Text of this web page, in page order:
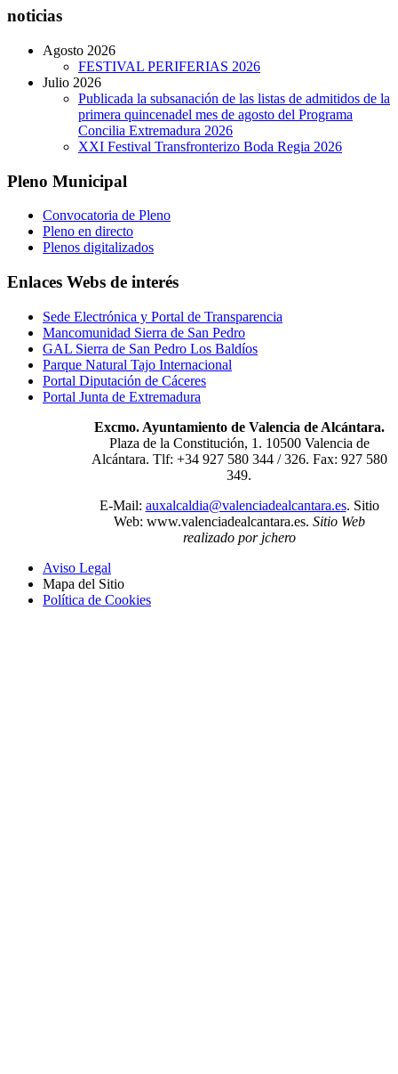
noticias
Agosto 2026
FESTIVAL PERIFERIAS 2026
Julio 2026
Publicada la subsanación de las listas de admitidos de la
primera quincenadel mes de agosto del Programa
Concilia Extremadura 2026
XXI Festival Transfronterizo Boda Regia 2026
Pleno Municipal
Convocatoria de Pleno
Pleno en directo
Plenos digitalizados
Enlaces Webs de interés
Sede Electrónica y Portal de Transparencia
Mancomunidad Sierra de San Pedro
GAL Sierra de San Pedro Los Baldíos
Parque Natural Tajo Internacional
Portal Diputación de Cáceres
Portal Junta de Extremadura
Excmo. Ayuntamiento de Valencia de Alcántara.
Plaza de la Constitución, 1. 10500 Valencia de
Alcántara. Tlf: +34 927 580 344 / 326. Fax: 927 580
349.
E-Mail: auxalcaldia@valenciadealcantara.es. Sitio
Web: www.valenciadealcantara.es. Sitio Web
realizado por jchero
Aviso Legal
Mapa del Sitio
Política de Cookies